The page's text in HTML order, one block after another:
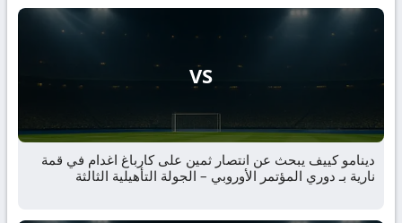
VS
دينامو كييف يبحث عن انتصار ثمين على كارباغ اغدام في قمة
نارية بـ دوري المؤتمر الأوروبي – الجولة التأهيلية الثالثة